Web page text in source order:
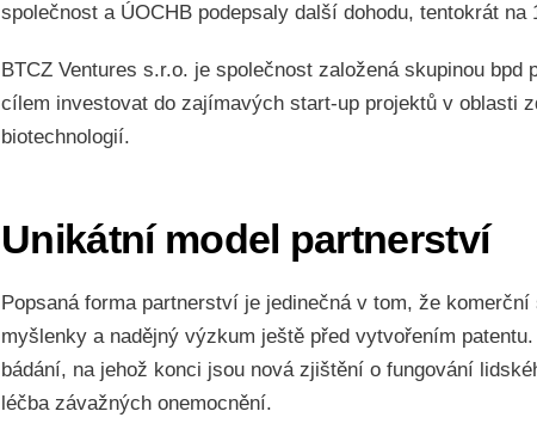
společnost a ÚOCHB podepsaly další dohodu, tentokrát na
BTCZ Ventures s.r.o. je společnost založená skupinou bpd
cílem investovat do zajímavých start-up projektů v oblasti
biotechnologií.
Unikátní model partnerství
Popsaná forma partnerství je jedinečná v tom, že
myšlenky a nadějný výzkum ještě před vytvořením
bádání, na jehož konci jsou nová zjištění o fungování
léčba závažných onemocnění.